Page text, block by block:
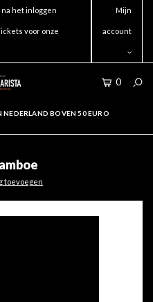
het inloggen
voor onze
Mijn
account
0
BOVEN 50 EURO
toevoegen